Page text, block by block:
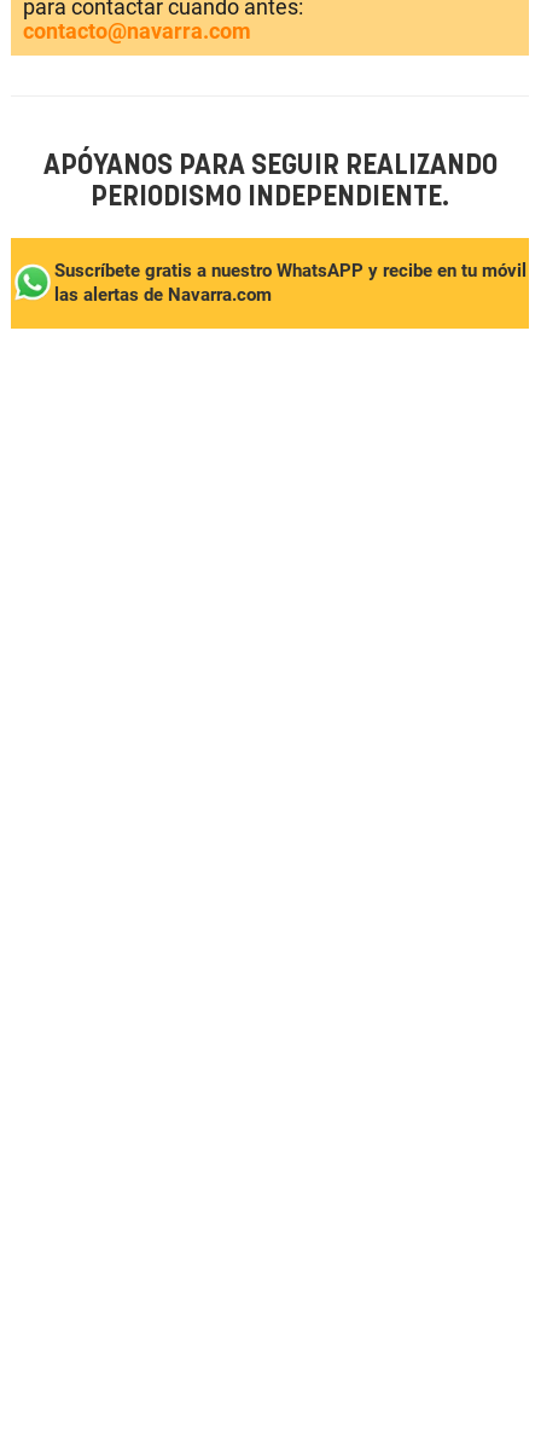
para contactar cuando antes:
contacto@navarra.com
APÓYANOS PARA SEGUIR REALIZANDO
PERIODISMO INDEPENDIENTE.
Suscríbete gratis a nuestro WhatsAPP y recibe en tu móvil
las alertas de Navarra.com